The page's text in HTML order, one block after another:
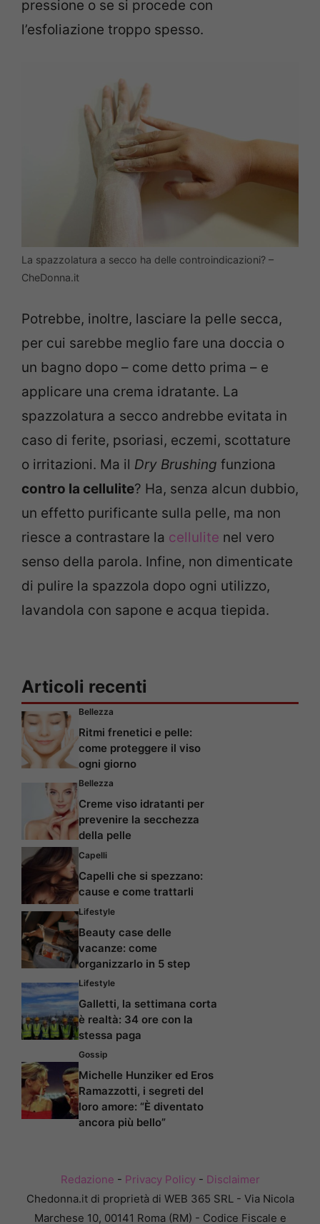
pressione o se si procede con
l’esfoliazione troppo spesso.
La spazzolatura a secco ha delle controindicazioni? –
CheDonna.it
Potrebbe, inoltre, lasciare la pelle secca,
per cui sarebbe meglio fare una doccia o
un bagno dopo – come detto prima – e
applicare una crema idratante. La
spazzolatura a secco andrebbe evitata in
caso di ferite, psoriasi, eczemi, scottature
o irritazioni. Ma il Dry Brushing funziona
contro la cellulite? Ha, senza alcun dubbio,
un effetto purificante sulla pelle, ma non
riesce a contrastare la cellulite nel vero
senso della parola. Infine, non dimenticate
di pulire la spazzola dopo ogni utilizzo,
lavandola con sapone e acqua tiepida.
Articoli recenti
Bellezza
Ritmi frenetici e pelle:
come proteggere il viso
ogni giorno
Bellezza
Creme viso idratanti per
prevenire la secchezza
della pelle
Capelli
Capelli che si spezzano:
cause e come trattarli
Lifestyle
Beauty case delle
vacanze: come
organizzarlo in 5 step
Lifestyle
Galletti, la settimana corta
è realtà: 34 ore con la
stessa paga
Gossip
Michelle Hunziker ed Eros
Ramazzotti, i segreti del
loro amore: “È diventato
ancora più bello”
Redazione - Privacy Policy- Disclaimer
Chedonna.it di proprietà di WEB 365 SRL - Via Nicola
Marchese 10, 00141 Roma (RM) - Codice Fiscale e